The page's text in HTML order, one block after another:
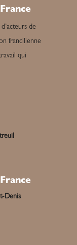
de
francilienne
qui
Denis